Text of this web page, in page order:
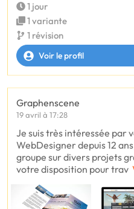
1 jour
1 variante
1 révision
Voir le profil
Graphenscene
19 avril à 17:28
Je suis très intéressée par
WebDesigner depuis 12
groupe sur divers projets
votre disposition pour trav